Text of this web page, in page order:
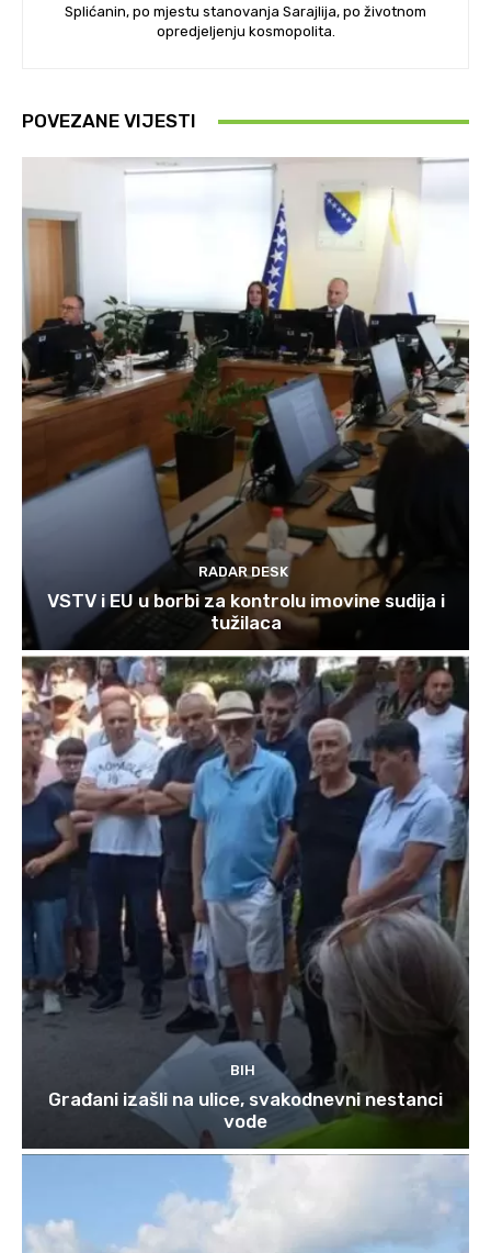
Splićanin, po mjestu stanovanja Sarajlija, po životnom
opredjeljenju kosmopolita.
POVEZANE VIJESTI
RADAR DESK
VSTV i EU u borbi za kontrolu imovine sudija i
tužilaca
BIH
Građani izašli na ulice, svakodnevni nestanci
vode